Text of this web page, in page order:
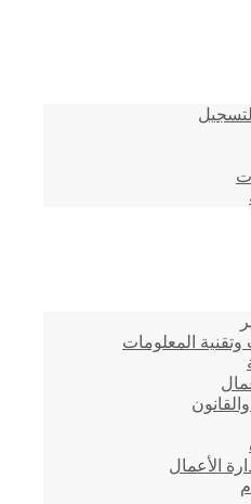
وتقنية المعلومات
الأعمال